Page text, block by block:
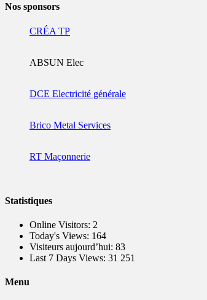
Nos sponsors
CRÉA TP
ABSUN Elec
DCE Electricité générale
Brico Metal Services
RT Maçonnerie
Statistiques
Online Visitors: 2
Today's Views: 164
Visiteurs aujourd’hui: 83
Last 7 Days Views: 31 251
Menu